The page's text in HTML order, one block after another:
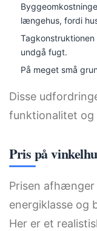
længehus, fordi
undgå fugt.
På meget små
Disse
funktionalitet
Pris på
Prisen afhænger
energiklasse og
Her er et